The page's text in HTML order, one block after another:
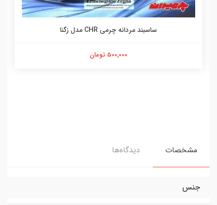
ساسبند مردانه چرمی CHR مدل زگنا
500,000 تومان
مشخصات دیدگاه‌ها
جنس